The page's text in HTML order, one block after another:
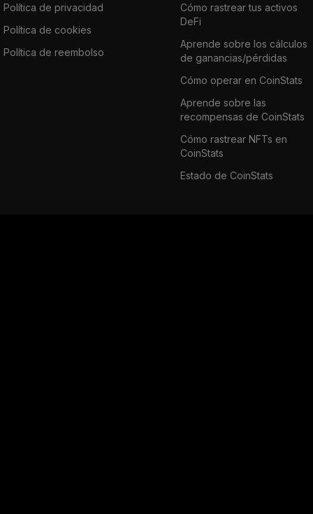
Política de privacidad
Política de cookies
Política de reembolso
Cómo rastrear tus activos
DeFi
Aprende sobre los cálculos
de ganancias/pérdidas
Cómo operar en CoinStats
Aprende sobre las
recompensas de CoinStats
Cómo rastrear NFTs en
CoinStats
Estado de CoinStats